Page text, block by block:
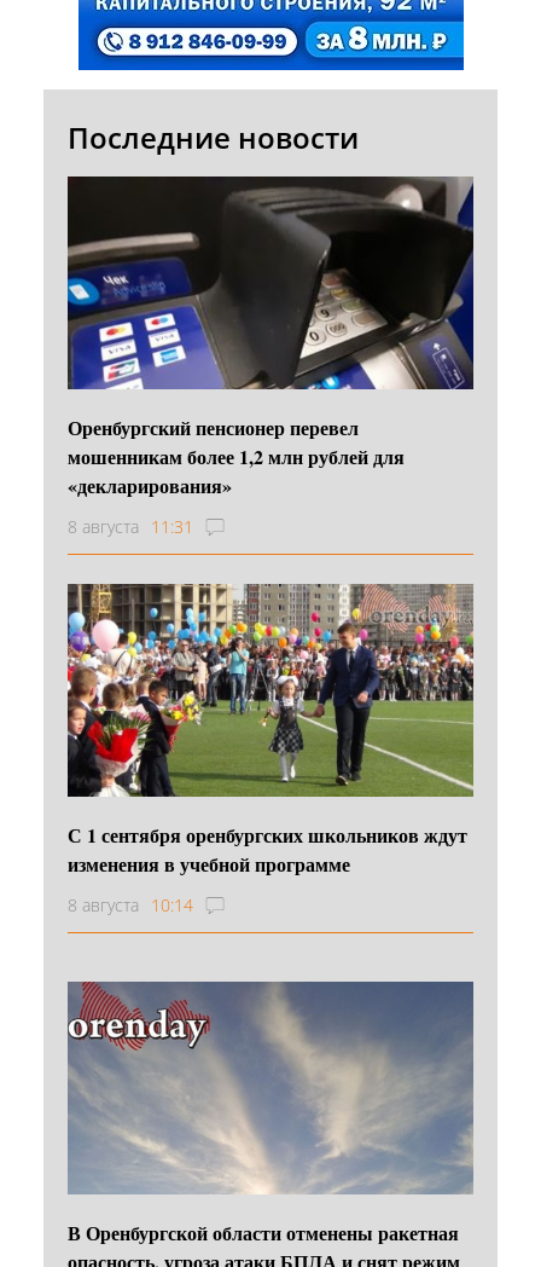
Последние новости
Оренбургский пенсионер перевел
мошенникам более 1,2 млн рублей для
«декларирования»
8 августа 11:31
С 1 сентября оренбургских школьников ждут
изменения в учебной программе
8 августа 10:14
В Оренбургской области отменены ракетная
опасность, угроза атаки БПЛА и снят режим